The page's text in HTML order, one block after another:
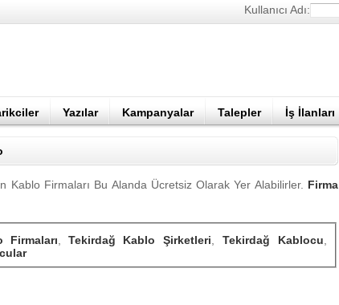
Kullanıcı Adı:
Yazılar Kampanyalar Talepler İş İlanları
Kablo Firmaları Bu Alanda Ücretsiz Olarak Yer Alabilirler. Firma
Firmaları
Tekirdağ Kablo Şirketleri Tekirdağ Kablocu